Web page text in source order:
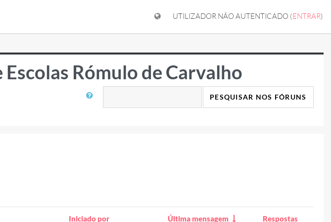
UTILIZADOR NÃO AUTENTICADO (ENTRAR)
Rómulo de Carvalho
PESQUISAR NOS FÓRUNS
Iniciado por Última mensagem
Respostas